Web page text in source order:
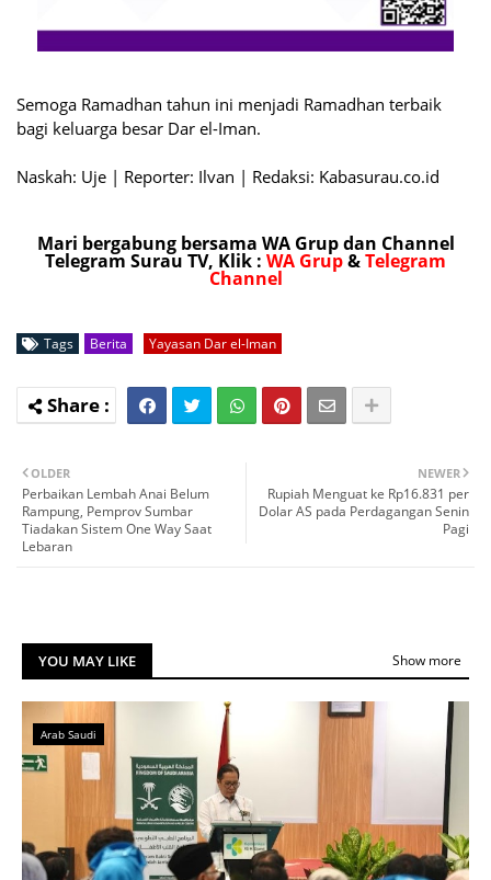
Semoga Ramadhan tahun ini menjadi Ramadhan terbaik
bagi keluarga besar Dar el-Iman.
Naskah: Uje | Reporter: Ilvan | Redaksi: Kabasurau.co.id
Mari bergabung bersama WA Grup dan Channel
Telegram Surau TV, Klik : WA Grup&Telegram
Channel
Tags Berita Yayasan Dar el-Iman
NEWER
Rupiah Menguat ke Rp16.831 per
Dolar AS pada Perdagangan Senin
Pagi
OLDER
Perbaikan Lembah Anai Belum
Rampung, Pemprov Sumbar
Tiadakan Sistem One Way Saat
Lebaran
YOU MAY LIKE Show more
Arab Saudi